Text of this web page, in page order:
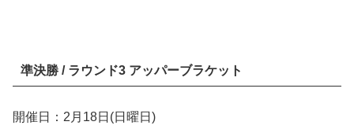
準決勝 / ラウンド3 アッパーブラケット
開催日：2月18日(日曜日)